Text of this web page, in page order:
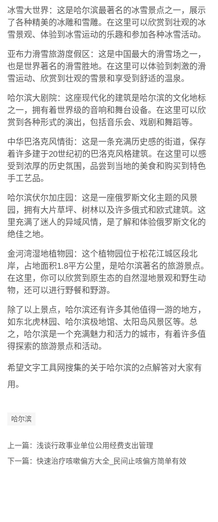
冰雪大世界：这是哈尔滨最著名的冰雪景点之一，展示
了各种精美的冰雕和雪雕。在这里可以欣赏到壮观的冰
雪景观、体验到冰雪运动的乐趣和参加各种冰雪活动。
亚布力滑雪旅游度假区：这是中国最大的滑雪场之一，
也是世界著名的滑雪胜地。在这里可以体验到刺激的滑
雪运动、欣赏到壮观的雪景和享受到舒适的温泉。
哈尔滨大剧院：这座现代化的建筑是哈尔滨的文化地标
之一，拥有着世界级的音响和舞台设备。在这里可以欣
赏到各种形式的演出，包括音乐会、戏剧和舞蹈等。
中华巴洛克风情街：这是一条充满历史感的街道，保存
着许多建于20世纪初的巴洛克风格建筑。在这里可以感
受到浓厚的历史氛围，品尝到当地的美食和购买到特色
手工艺品。
哈尔滨伏尔加庄园：这是一座俄罗斯文化主题的风景
园，拥有大片草坪、树林以及许多俄式和欧式建筑。这
里充满了迷人的异域风情，是了解和体验俄罗斯文化的
绝佳之地。
金河湾湿地植物园：这个植物园位于松花江城区段北
岸，占地面积1.8平方公里，是哈尔滨著名的旅游景点。
在这里，你可以欣赏到原生态的自然湿地景观和野生动
物，还可以进行野餐和野游。
除了以上景点，哈尔滨还有许多其他值得一游的地方，
如东北虎林园、哈尔滨极地馆、太阳岛风景区等。总
之，哈尔滨是一个充满魅力和活力的城市，有着许多值
得探索的旅游景点和活动。
希望文字工具网搜集的关于哈尔滨的2点解答对大家有
用。
哈尔滨
上一篇： 浅谈行政事业单位公用经费支出管理
下一篇： 快速治疗咳嗽偏方大全_民间止咳偏方简单有效